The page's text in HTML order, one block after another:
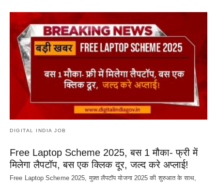
DIGITAL INDIA JOB
Free Laptop Scheme 2025, बस 1 मौका- फ्री में
मिलेगा लैपटॉप, बस एक क्लिक दूर, जल्द करे अप्लाई!
Free Laptop Scheme 2025, मुफ़्त लैपटॉप योजना 2025 की शुरुआत के साथ,